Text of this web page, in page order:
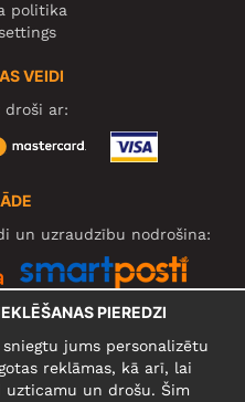
politika
VEIDI
droši ar:
un uzraudzību nodrošina:
PIEREDZI
jums personalizētu
reklāmas, kā arī, lai
un drošu. Šim